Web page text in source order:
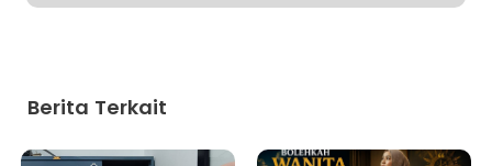
Berita Terkait